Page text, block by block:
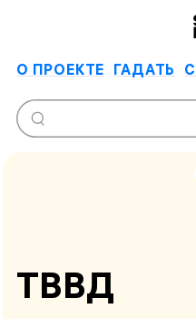
О ПРОЕКТЕ ГАДАТЬ
ТВВД